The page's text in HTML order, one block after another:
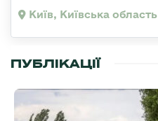
Київ, Київська область
ПУБЛІКАЦІЇ